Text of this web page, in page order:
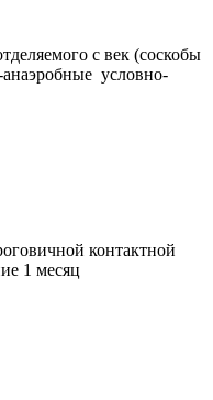
с век (соскобы
анаэробные условно-
контактной
1 месяц